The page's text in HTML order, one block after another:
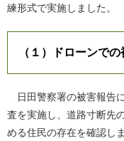
練形式で実施しました。
（１）ドローンで
日田警察署の被害報告
査を実施し、道路寸断先
める住民の存在を確認しま